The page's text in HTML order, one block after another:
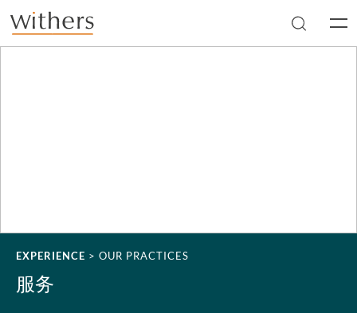
Skip to main content
EXPERIENCE > OUR PRACTICES
服务